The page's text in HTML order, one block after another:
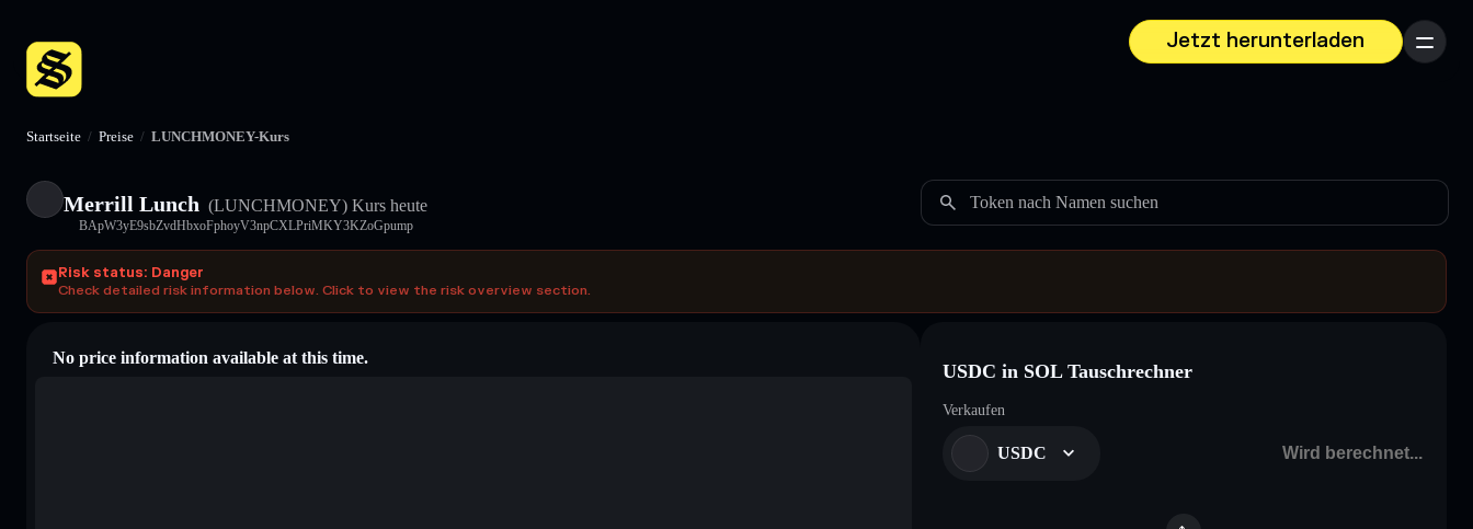
Jetzt herunterladen
Menü
Startseite / Preise / LUNCHMONEY-Kurs
Merrill Lunch (LUNCHMONEY) Kurs heute
BApW3yE9sbZvdHbxoFphoyV3npCXLPriMKY3KZoGpump
Token nach Namen suchen
Risk status: Danger
Check detailed risk information below. Click to view the risk overview section.
No price information available at this time.
USDC in SOL Tauschrechner
Verkaufen
USDC